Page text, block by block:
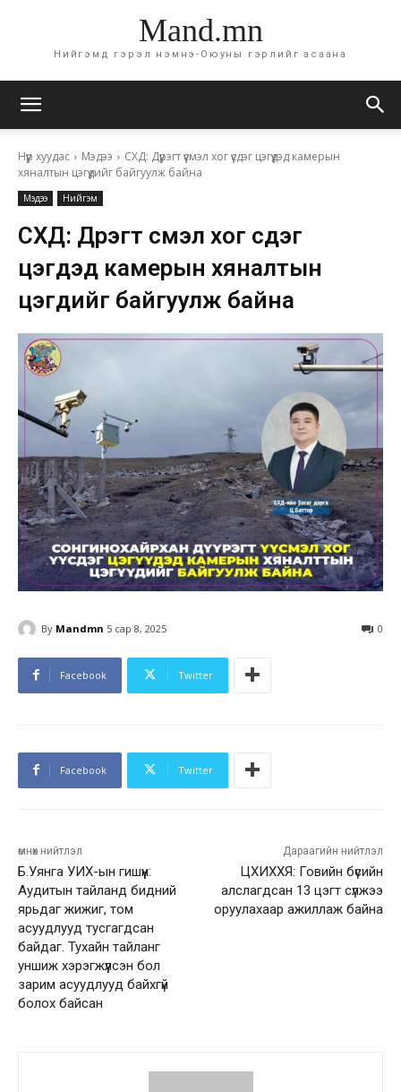
Mand.mn
Нийгэмд гэрэл нэмнэ-Оюуны гэрлийг асаана
Нүүр хуудас Мэдээ
СХД: Дүүрэгт үүсмэл хог үүсдэг цэгүүдэд камерын
хяналтын цэгүүдийг байгуулж байна
Мэдээ Нийгэм
СХД: Дүүрэгт үүсмэл хог үүсдэг
цэгүүдэд камерын хяналтын
цэгүүдийг байгуулж байна
By Mandmn 5 сар 8, 2025 0
Facebook Twitter
Facebook Twitter
өмнөх нийтлэл
Б.Уянга УИХ-ын гишүүн:
Аудитын тайланд бидний
ярьдаг жижиг, том
асуудлууд тусгагдсан
байдаг. Тухайн тайланг
уншиж хэрэгжүүлсэн бол
зарим асуудлууд байхгүй
болох байсан
Дараагийн нийтлэл
ЦХИХХЯ: Говийн бүсийн
алслагдсан 13 цэгт сүлжээ
оруулахаар ажиллаж байна